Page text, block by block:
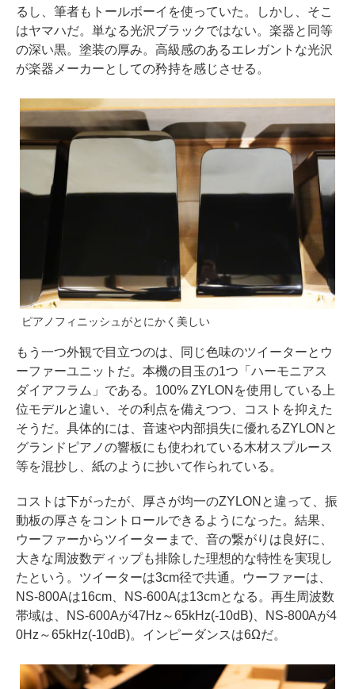
るし、筆者もトールボーイを使っていた。しかし、そこ
はヤマハだ。単なる光沢ブラックではない。楽器と同等
の深い黒。塗装の厚み。高級感のあるエレガントな光沢
が楽器メーカーとしての矜持を感じさせる。
ピアノフィニッシュがとにかく美しい
もう一つ外観で目立つのは、同じ色味のツイーターとウ
ーファーユニットだ。本機の目玉の1つ「ハーモニアス
ダイアフラム」である。100% ZYLONを使用している上
位モデルと違い、その利点を備えつつ、コストを抑えた
そうだ。具体的には、音速や内部損失に優れるZYLONと
グランドピアノの響板にも使われている木材スプルース
等を混抄し、紙のように抄いて作られている。
コストは下がったが、厚さが均一のZYLONと違って、振
動板の厚さをコントロールできるようになった。結果、
ウーファーからツイーターまで、音の繋がりは良好に、
大きな周波数ディップも排除した理想的な特性を実現し
たという。ツイーターは3cm径で共通。ウーファーは、
NS-800Aは16cm、NS-600Aは13cmとなる。再生周波数
帯域は、NS-600Aが47Hz～65kHz(-10dB)、NS-800Aが4
0Hz～65kHz(-10dB)。インピーダンスは6Ωだ。